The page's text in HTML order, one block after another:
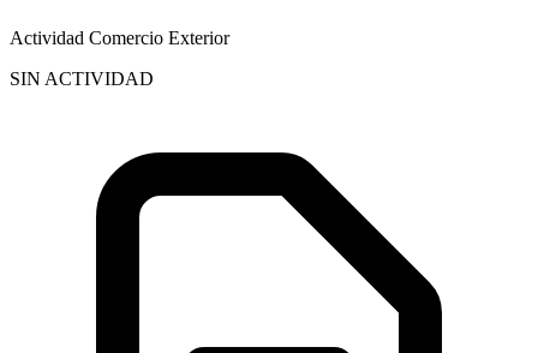
Actividad Comercio Exterior
SIN ACTIVIDAD